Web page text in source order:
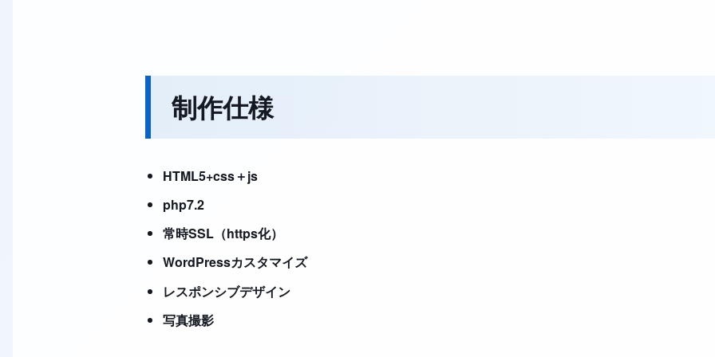
制作仕様
HTML5+css＋js
php7.2
常時SSL（https化）
WordPressカスタマイズ
レスポンシブデザイン
写真撮影